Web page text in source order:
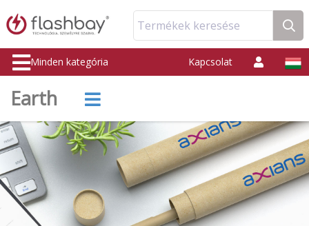
Termékek keresése
Minden kategória Kapcsolat
Earth